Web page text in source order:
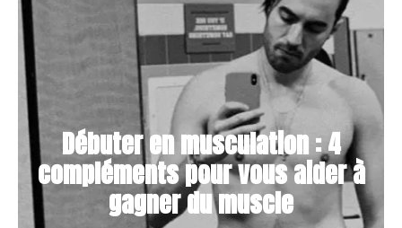
Débuter en musculation : 4
compléments pour vous aider à
gagner du muscle